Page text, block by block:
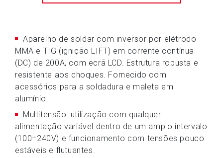
Aparelho de soldar com inversor por elétrodo
MMA e TIG (ignição LIFT) em corrente contínua
(DC) de 200A, com ecrã LCD. Estrutura robusta e
resistente aos choques. Fornecido com
acessórios para a soldadura e maleta em
alumínio.
Multitensão: utilização com qualquer
alimentação variável dentro de um amplo intervalo
(100÷240V) e funcionamento com tensões pouco
estáveis e flutuantes.